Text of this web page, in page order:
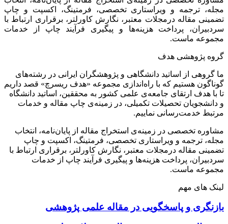
مجله، ترجمه و ویراستاری تخصصی، فرمتینگ، اکسپت و چاپ
تضمینی مقاله درمجلات معتبر، نگارش کاورلتر، برقراری ارتباط با
سردبیران، پرداخت هزینه‌ها و پیگیری فرآیند چاپ از خدمات
مجموعه ماست.
گروه پژوهشی هدف
ما گروهی از اساتید دانشگاهی و پژوهشگران ایرانی در رشته‌های
گوناگون هستیم که با راه‌اندازی مجموعه «هدف ریسرچ» قصد داریم
تا با هدف ارتقای جامعه‌ی علمی کشور به محققین، اساتید دانشگاه
و دانشجویان تحصیلات تکمیلی، در زمینه‌ی چاپ مقاله و خدمات
مرتبط خدمت‌رسانی نماییم.
مشاوره تخصصی در زمینه‌ی استخراج مقاله از پایان‌نامه، انتخاب
مجله، ترجمه و ویراستاری تخصصی، فرمتینگ، اکسپت و چاپ
تضمینی مقاله درمجلات معتبر، نگارش کاورلتر، برقراری ارتباط با
سردبیران، پرداخت هزینه‌ها و پیگیری فرآیند چاپ از خدمات
مجموعه ماست.
لینک های مهم
بازنگری و پاسخگویی در مقاله علمی پژوهشی